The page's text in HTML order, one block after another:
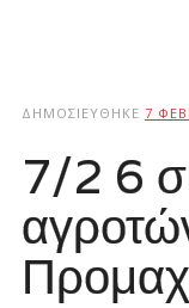
ΔΗΜΟΣΙΕΎΘΗΚΕ 7
7/2 6